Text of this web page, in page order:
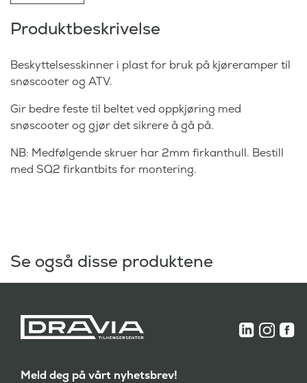
Produktbeskrivelse
Beskyttelsesskinner i plast for bruk på kjøreramper til
snøscooter og ATV.
Gir bedre feste til beltet ved oppkjøring med
snøscooter og gjør det sikrere å gå på.
NB: Medfølgende skruer har 2mm firkanthull. Bestill
med SQ2 firkantbits for montering.
Se også disse produktene
Meld deg på vårt nyhetsbrev!